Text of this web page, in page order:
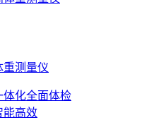
重测量仪
体化全面体检
能高效